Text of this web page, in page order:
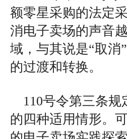
额零星采购的法定
消电子卖场的声音
域，与其说是“取消
的过渡和转换。
110号令第三条
的四种适用情形。